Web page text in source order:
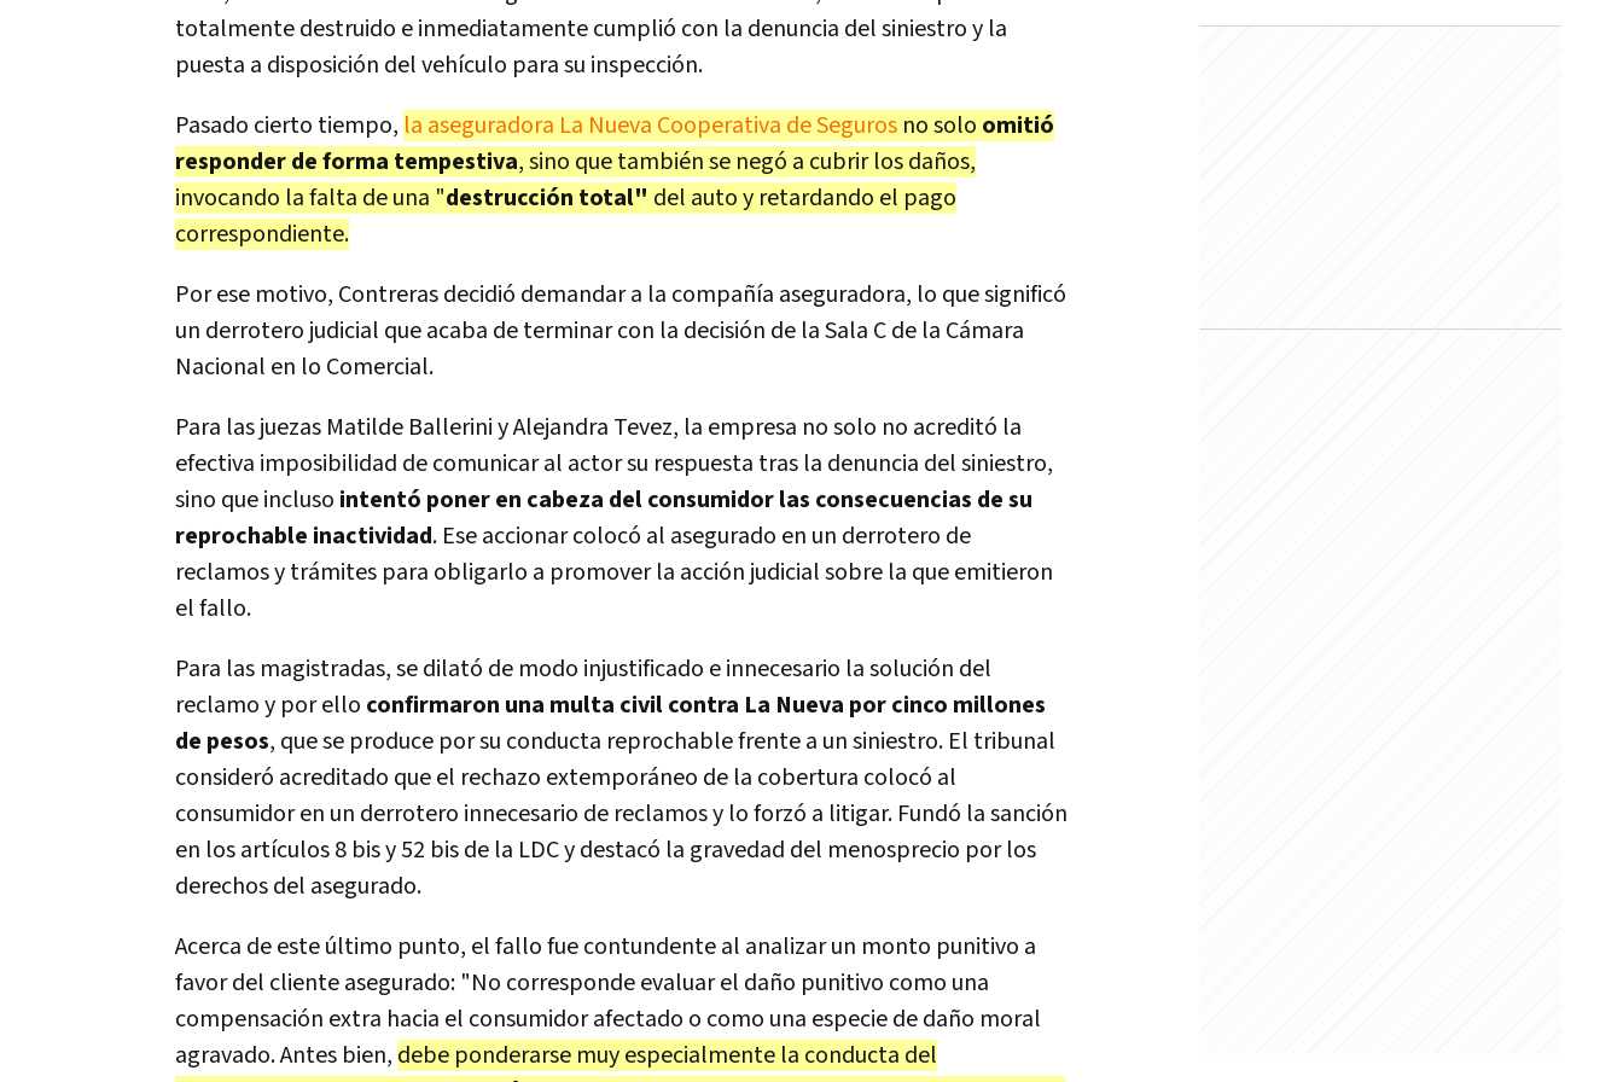
totalmente destruido e inmediatamente cumplió con la denuncia del siniestro y la
puesta a disposición del vehículo para su inspección.
Pasado cierto tiempo, la aseguradora La Nueva Cooperativa de Seguros no solo omitió
responder de forma tempestiva, sino que también se negó a cubrir los daños,
invocando la falta de una "destrucción total" del auto y retardando el pago
correspondiente.
Por ese motivo, Contreras decidió demandar a la compañía aseguradora, lo que significó
un derrotero judicial que acaba de terminar con la decisión de la Sala C de la Cámara
Nacional en lo Comercial.
Para las juezas Matilde Ballerini y Alejandra Tevez, la empresa no solo no acreditó la
efectiva imposibilidad de comunicar al actor su respuesta tras la denuncia del siniestro,
sino que incluso intentó poner en cabeza del consumidor las consecuencias de su
reprochable inactividad. Ese accionar colocó al asegurado en un derrotero de
reclamos y trámites para obligarlo a promover la acción judicial sobre la que emitieron
el fallo.
Para las magistradas, se dilató de modo injustificado e innecesario la solución del
reclamo y por ello confirmaron una multa civil contra La Nueva por cinco millones
de pesos, que se produce por su conducta reprochable frente a un siniestro. El tribunal
consideró acreditado que el rechazo extemporáneo de la cobertura colocó al
consumidor en un derrotero innecesario de reclamos y lo forzó a litigar. Fundó la sanción
en los artículos 8 bis y 52 bis de la LDC y destacó la gravedad del menosprecio por los
derechos del asegurado.
Acerca de este último punto, el fallo fue contundente al analizar un monto punitivo a
favor del cliente asegurado: "No corresponde evaluar el daño punitivo como una
compensación extra hacia el consumidor afectado o como una especie de daño moral
agravado. Antes bien, debe ponderarse muy especialmente la conducta del